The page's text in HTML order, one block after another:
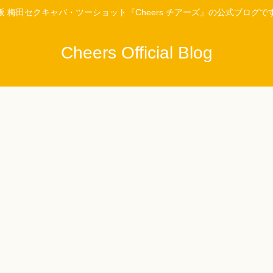
梅田セクキャバ・ツーショット『Cheers チアーズ』の公式ブログで
Cheers Official Blog